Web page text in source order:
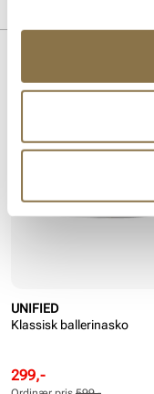
UNIFIED
Klassisk ballerinasko
Rabattert
299,-
Ordinær